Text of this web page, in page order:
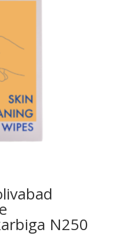
N250